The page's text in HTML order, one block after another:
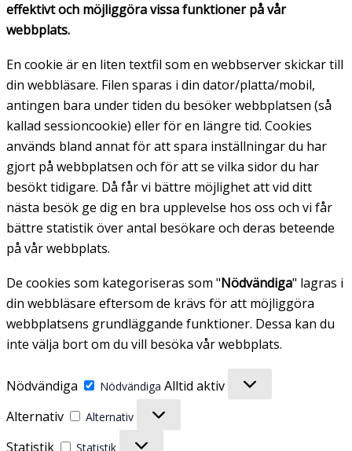
effektivt och möjliggöra vissa funktioner på vår
webbplats.
En cookie är en liten textfil som en webbserver skickar till
din webbläsare. Filen sparas i din dator/platta/mobil,
antingen bara under tiden du besöker webbplatsen (så
kallad sessioncookie) eller för en längre tid. Cookies
används bland annat för att spara inställningar du har
gjort på webbplatsen och för att se vilka sidor du har
besökt tidigare. Då får vi bättre möjlighet att vid ditt
nästa besök ge dig en bra upplevelse hos oss och vi får
bättre statistik över antal besökare och deras beteende
på vår webbplats.
De cookies som kategoriseras som "Nödvändiga" lagras i
din webbläsare eftersom de krävs för att möjliggöra
webbplatsens grundläggande funktioner. Dessa kan du
inte välja bort om du vill besöka vår webbplats.
Nödvändiga Nödvändiga Alltid aktiv
Alternativ
Alternativ
Statistik Statistik